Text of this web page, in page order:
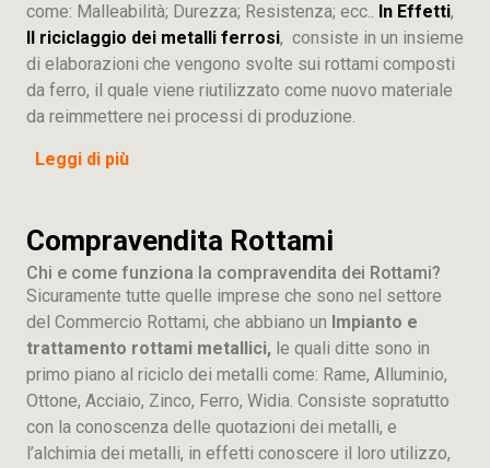
come: Malleabilità; Durezza; Resistenza; ecc.. In Effetti,
Il riciclaggio dei metalli ferrosi, consiste in un insieme
di elaborazioni che vengono svolte sui rottami composti
da ferro, il quale viene riutilizzato come nuovo materiale
da reimmettere nei processi di produzione.
Leggi di più
Compravendita Rottami
Chi e come funziona la compravendita dei Rottami?
Sicuramente tutte quelle imprese che sono nel settore
del Commercio Rottami, che abbiano un Impianto e
trattamento rottami metallici, le quali ditte sono in
primo piano al riciclo dei metalli come: Rame, Alluminio,
Ottone, Acciaio, Zinco, Ferro, Widia. Consiste sopratutto
con la conoscenza delle quotazioni dei metalli, e
l’alchimia dei metalli, in effetti conoscere il loro utilizzo,